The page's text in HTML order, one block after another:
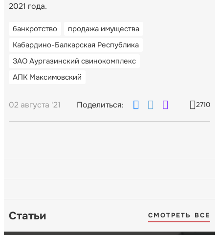
2021 года.
банкротство
продажа имущества
Кабардино-Балкарская Республика
ЗАО Аургазинский свинокомплекс
АПК Максимовский
02 августа '21 Поделиться: 2710
Статьи СМОТРЕТЬ ВСЕ